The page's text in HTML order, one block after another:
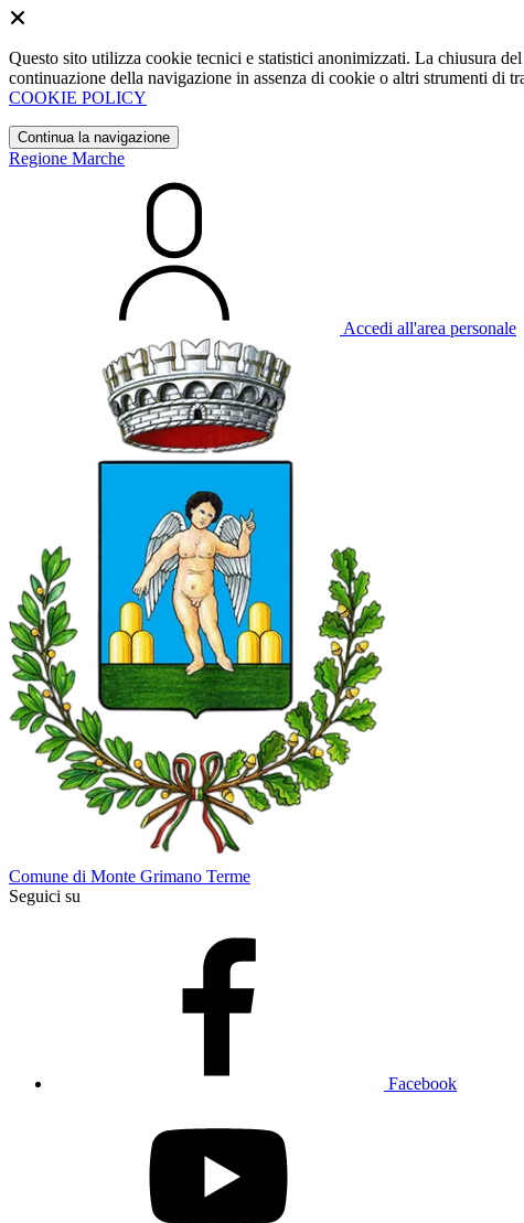
Questo sito utilizza cookie tecnici e statistici anonimizzati. La chiusura
continuazione della navigazione in assenza di cookie o altri strumenti di
COOKIE POLICY
Continua la navigazione
Regione Marche
Accedi all'area personale
Comune di Monte Grimano Terme
Seguici su
Facebook